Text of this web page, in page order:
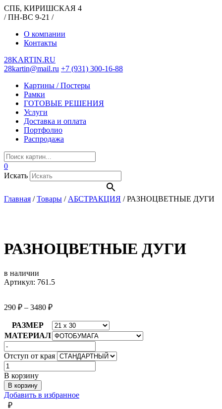
СПБ, КИРИШСКАЯ 4
/ ПН-ВС 9-21 /
О компании
Контакты
28KARTIN.RU
28kartin@mail.ru +7 (931) 300-16-88
Картины / Постеры
Рамки
ГОТОВЫЕ РЕШЕНИЯ
Услуги
Доставка и оплата
Портфолио
Распродажа
0
Искать
Главная /Товары / АБСТРАКЦИЯ /РАЗНОЦВЕТНЫЕ ДУГИ
РАЗНОЦВЕТНЫЕ ДУГИ
в наличии
Артикул: 761.5
290 ₽ – 3480 ₽
РАЗМЕР
МАТЕРИАЛ
Отступ от края
Количество
товара
РАЗНОЦВЕТНЫЕ
ДУГИ
В корзину
В корзину
Добавить в избранное
₽